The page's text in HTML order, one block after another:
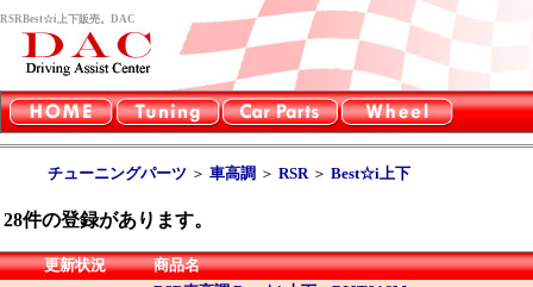
RSRBest☆i上下販売。DAC
チューニングパーツ ＞ 車高調 ＞ RSR＞ Best☆i上下
28件の登録があります。
更新状況
商品名